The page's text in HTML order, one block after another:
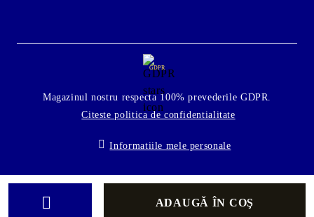
GDPR
Magazinul nostru respecta 100% prevederile GDPR.
Citeste politica de confidentialitate
Informatiile mele personale